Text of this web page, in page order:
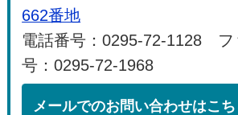
662番地
電話番号：0295-72-1128 フ
号：0295-72-1968
メールでのお問い合わせはこち